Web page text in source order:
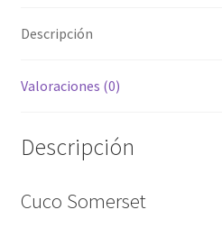
Descripción
Valoraciones (0)
Descripción
Cuco Somerset